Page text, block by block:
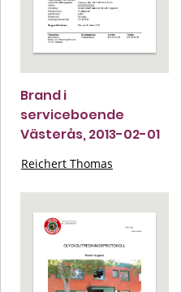
Brand i
serviceboende
Västerås, 2013-02-01
Reichert Thomas